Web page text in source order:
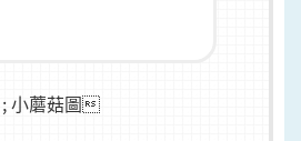
; 小蘑菇圖